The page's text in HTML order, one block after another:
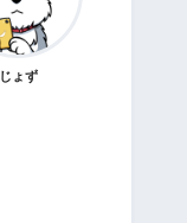
じょず